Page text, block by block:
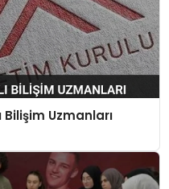
Uzmanları